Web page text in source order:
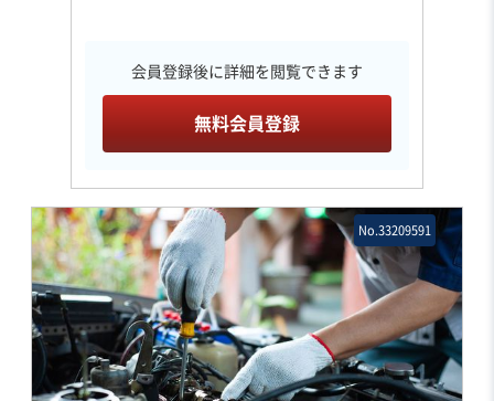
会員登録後に詳細を閲覧できます
無料会員登録
No.33209591